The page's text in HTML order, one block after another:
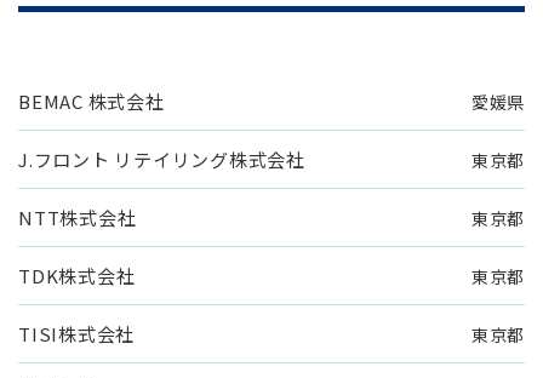
BEMAC 株式会社 愛媛県
J.フロント リテイリング株式会社 東京都
NTT株式会社 東京都
TDK株式会社 東京都
TISI株式会社 東京都